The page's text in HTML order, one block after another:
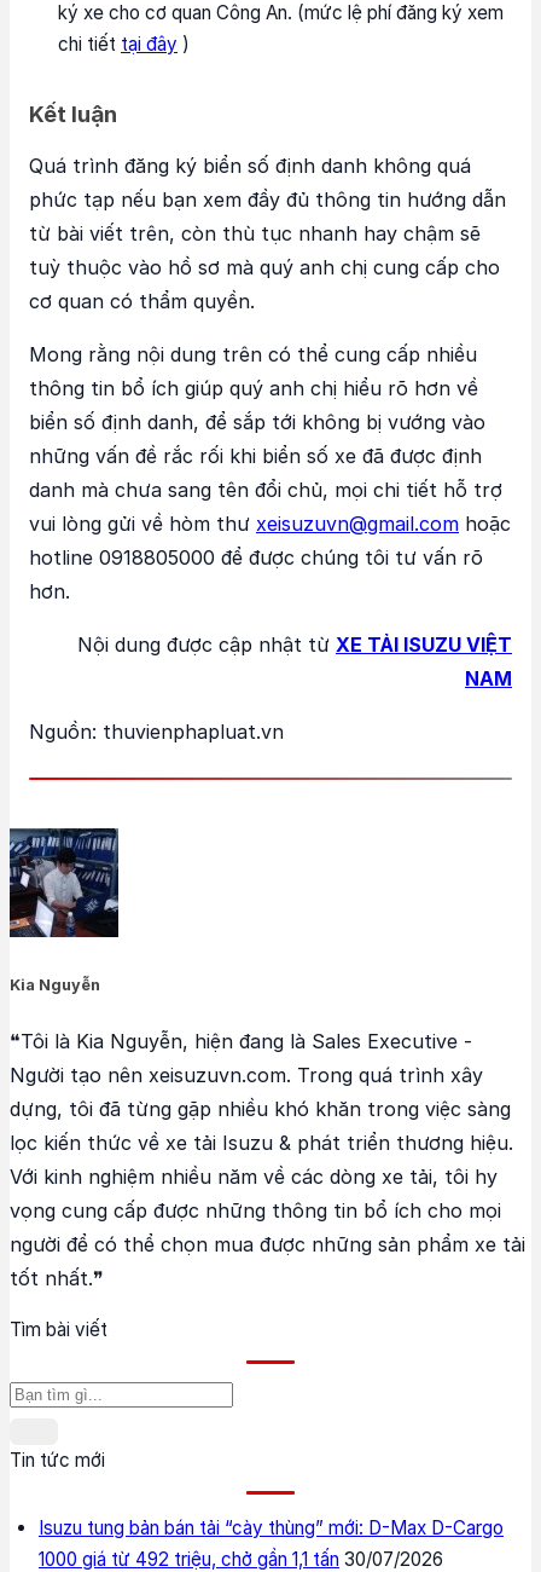
ký xe cho cơ quan Công An. (mức lệ phí đăng ký xem
chi tiết tại đây )
Kết luận
Quá trình đăng ký biển số định danh không quá
phức tạp nếu bạn xem đầy đủ thông tin hướng dẫn
từ bài viết trên, còn thù tục nhanh hay chậm sẽ
tuỳ thuộc vào hồ sơ mà quý anh chị cung cấp cho
cơ quan có thẩm quyền.
Mong rằng nội dung trên có thể cung cấp nhiều
thông tin bổ ích giúp quý anh chị hiểu rõ hơn về
biển số định danh, để sắp tới không bị vướng vào
những vấn đề rắc rối khi biển số xe đã được định
danh mà chưa sang tên đổi chủ, mọi chi tiết hỗ trợ
vui lòng gửi về hòm thư xeisuzuvn@gmail.com hoặc
hotline 0918805000 để được chúng tôi tư vấn rõ
hơn.
Nội dung được cập nhật từ XE TẢI ISUZU VIỆT
NAM
Nguồn: thuvienphapluat.vn
Kia Nguyễn
❝Tôi là Kia Nguyễn, hiện đang là Sales Executive -
Người tạo nên xeisuzuvn.com. Trong quá trình xây
dựng, tôi đã từng gặp nhiều khó khăn trong việc sàng
lọc kiến thức về xe tải Isuzu & phát triển thương hiệu.
Với kinh nghiệm nhiều năm về các dòng xe tải, tôi hy
vọng cung cấp được những thông tin bổ ích cho mọi
người để có thể chọn mua được những sản phẩm xe tải
tốt nhất.❞
Tìm bài viết
Tin tức mới
Isuzu tung bản bán tải “cày thùng” mới: D-Max D-Cargo
1000 giá từ 492 triệu, chở gần 1,1 tấn 30/07/2026